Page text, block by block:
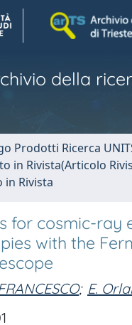
della
Prodotti Ricerca
in Rivista(Articolo
in Rivista
for cosmic-ray
with the
; E.